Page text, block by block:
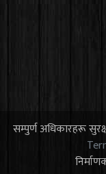
सम्पुर्ण अधिकारहरू